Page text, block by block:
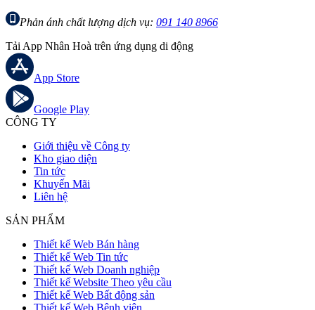
Phản ánh chất lượng dịch vụ: 091 140 8966
Tải App Nhân Hoà trên ứng dụng di động
App Store
Google Play
CÔNG TY
Giới thiệu về Công ty
Kho giao diện
Tin tức
Khuyến Mãi
Liên hệ
SẢN PHẨM
Thiết kế Web Bán hàng
Thiết kế Web Tin tức
Thiết kế Web Doanh nghiệp
Thiết kế Website Theo yêu cầu
Thiết kế Web Bất động sản
Thiết kế Web Bệnh viện